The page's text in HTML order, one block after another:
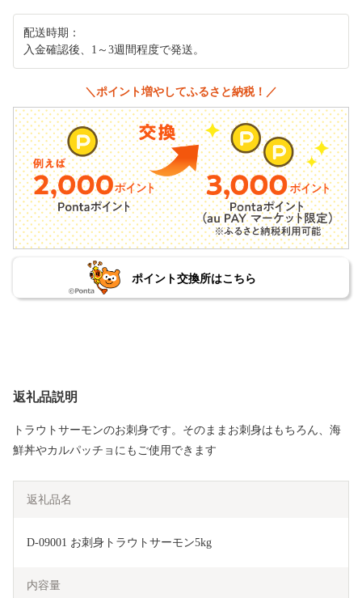
配送時期：
入金確認後、1～3週間程度で発送。
＼ポイント増やしてふるさと納税！／
ポイント交換所はこちら
返礼品説明
トラウトサーモンのお刺身です。そのままお刺身はもちろん、海
鮮丼やカルパッチョにもご使用できます
返礼品名
D-09001 お刺身トラウトサーモン5kg
内容量